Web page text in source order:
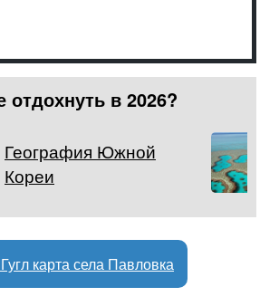
отдохнуть в 2026?
География Южной
Кореи
карта села Павловка